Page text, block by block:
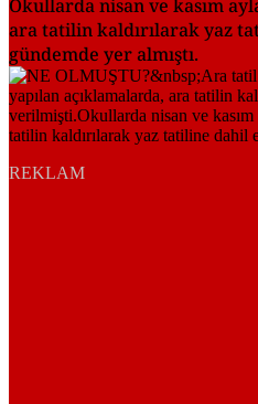
Okullarda nisan ve kasım
ara tatilin kaldırılarak yaz
gündemde yer almıştı.
REKLAM